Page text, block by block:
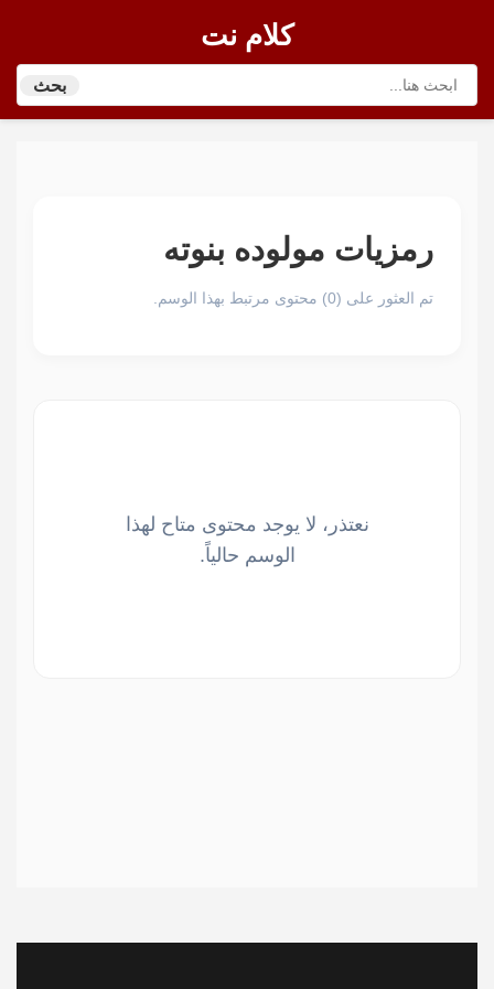
كلام نت
بحث
رمزيات مولوده بنوته
تم العثور على (0) محتوى مرتبط بهذا الوسم.
نعتذر، لا يوجد محتوى متاح لهذا
الوسم حالياً.